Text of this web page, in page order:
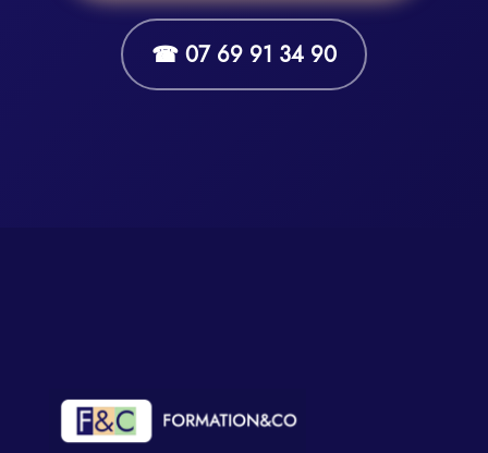
☎ 07 69 91 34 90